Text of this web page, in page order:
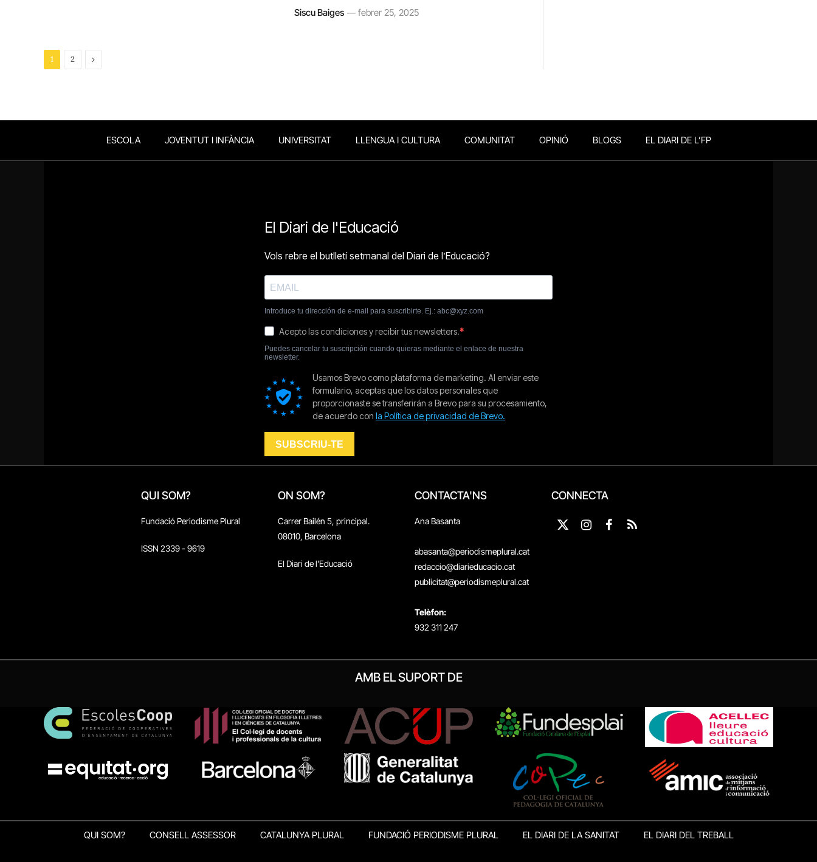
Siscu Baiges febrer 25, 2025
1 2 Next
ESCOLA JOVENTUT I INFÀNCIA UNIVERSITAT LLENGUA I CULTURA COMUNITAT OPINIÓ BLOGS EL DIARI DE L’FP
QUI SOM?
Fundació Periodisme Plural
ISSN 2339 - 9619
ON SOM?
Carrer Bailén 5, principal.
08010, Barcelona
El Diari de l'Educació
CONTACTA'NS
Ana Basanta
abasanta@periodismeplural.cat
redaccio@diarieducacio.cat
publicitat@periodismeplural.cat
Telèfon:
932 311 247
CONNECTA
X
Instagram
Facebook
RSS
AMB EL SUPORT DE
QUI SOM? CONSELL ASSESSOR CATALUNYA PLURAL FUNDACIÓ PERIODISME PLURAL EL DIARI DE LA SANITAT EL DIARI DEL TREBALL